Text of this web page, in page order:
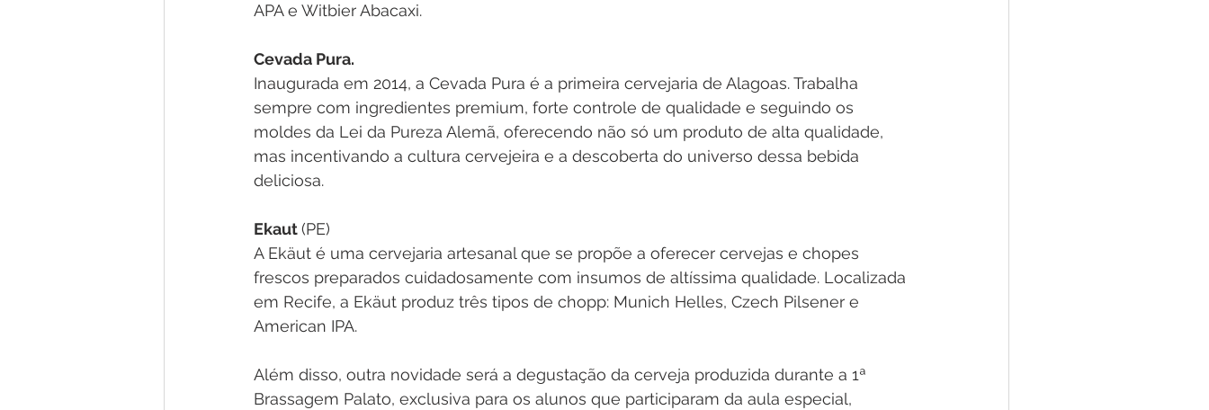
APA e Witbier Abacaxi.
Cevada Pura.
Inaugurada em 2014, a Cevada Pura é a primeira cervejaria de Alagoas. Trabalha
sempre com ingredientes premium, forte controle de qualidade e seguindo os
moldes da Lei da Pureza Alemã, oferecendo não só um produto de alta qualidade,
mas incentivando a cultura cervejeira e a descoberta do universo dessa bebida
deliciosa.
Ekaut (PE)
A Ekäut é uma cervejaria artesanal que se propõe a oferecer cervejas e chopes
frescos preparados cuidadosamente com insumos de altíssima qualidade. Localizada
em Recife, a Ekäut produz três tipos de chopp: Munich Helles, Czech Pilsener e
American IPA.
Além disso, outra novidade será a degustação da cerveja produzida durante a 1ª
Brassagem Palato, exclusiva para os alunos que participaram da aula especial,